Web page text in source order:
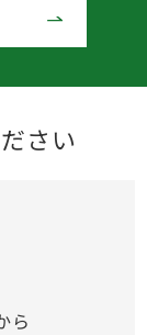
さい
ら